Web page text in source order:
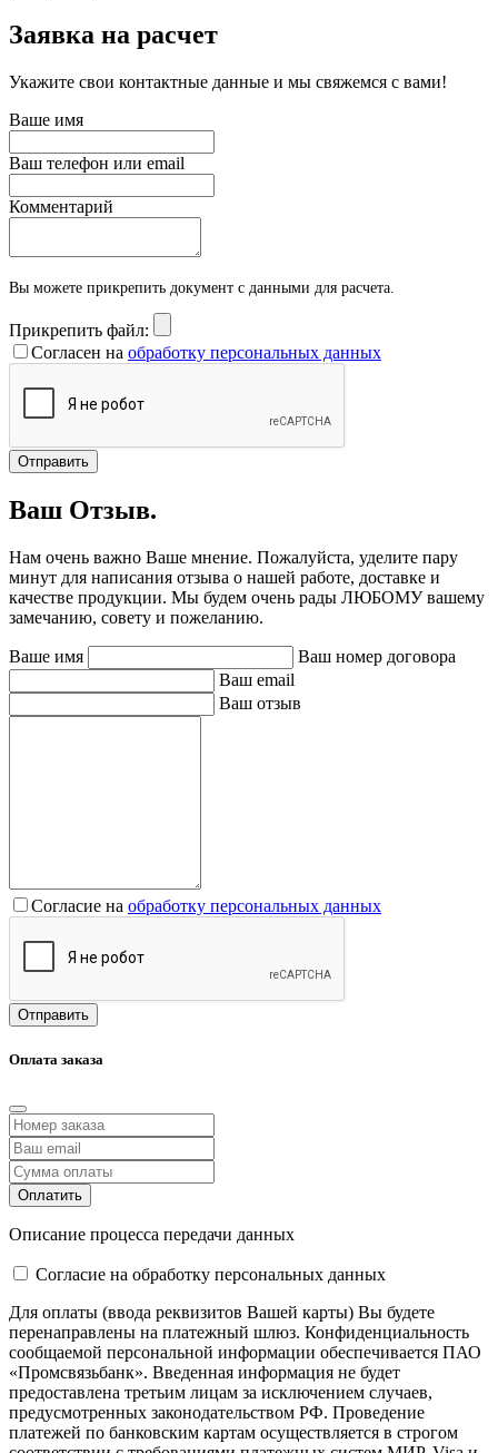
Заявка на расчет
Укажите свои контактные данные и мы свяжемся с вами!
Ваше имя
Ваш телефон или email
Комментарий
Вы можете прикрепить документ с данными для расчета.
Прикрепить файл:
Согласен на обработку персональных данных
Отправить
Ваш Отзыв.
Нам очень важно Ваше мнение. Пожалуйста, уделите пару
минут для написания отзыва о нашей работе, доставке и
качестве продукции. Мы будем очень рады ЛЮБОМУ вашему
замечанию, совету и пожеланию.
Ваше имя
Ваш номер договора
Ваш email
Ваш отзыв
Согласие на обработку персональных данных
Отправить
Оплата заказа
Оплатить
Описание процесса передачи данных
Cогласие на обработку персональных данных
Для оплаты (ввода реквизитов Вашей карты) Вы будете
перенаправлены на платежный шлюз. Конфиденциальность
сообщаемой персональной информации обеспечивается ПАО
«Промсвязьбанк». Введенная информация не будет
предоставлена третьим лицам за исключением случаев,
предусмотренных законодательством РФ. Проведение
платежей по банковским картам осуществляется в строгом